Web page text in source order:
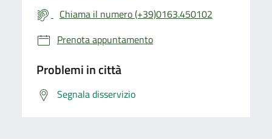
Chiama il numero (+39)0163.450102
Prenota appuntamento
Problemi in città
Segnala disservizio